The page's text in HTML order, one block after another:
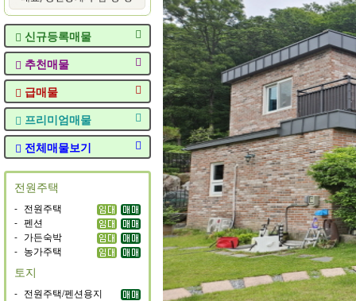
신규등록매물
추천매물
급매물
프리미엄매물
전체매물보기
전원주택
- 전원주택
- 펜션
- 가든숙박
- 농가주택
토지
- 전원주택/펜션용지